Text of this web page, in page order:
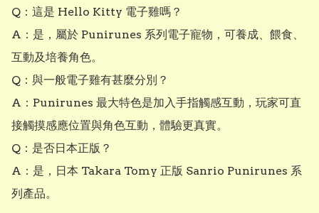
Q：這是 Hello Kitty 電子雞嗎？
A：是，屬於 Punirunes 系列電子寵物，可養成、餵食、
互動及培養角色。
Q：與一般電子雞有甚麼分別？
A：Punirunes 最大特色是加入手指觸感互動，玩家可直
接觸摸感應位置與角色互動，體驗更真實。
Q：是否日本正版？
A：是，日本 Takara Tomy 正版 Sanrio Punirunes 系
列產品。